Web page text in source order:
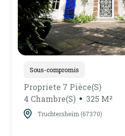
Sous-compromis
Propriete 7 Pièce(s)
4 Chambre(s)
325 M²
Truchtersheim (67370)